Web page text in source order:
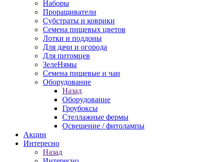
Наборы
Проращиватели
Субстраты и коврики
Семена пищевых цветов
Лотки и поддоны
Для дачи и огорода
Для питомцев
ЗелеНямы
Семена пищевые и чаи
Оборудование
Назад
Оборудование
Гроубоксы
Стеллажные фермы
Освещение / фитолампы
Акции
Интересно
Назад